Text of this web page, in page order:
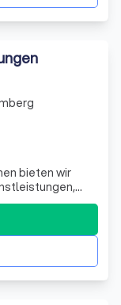
bieten wir
Egal, ob Sie
oder für den
benötigen